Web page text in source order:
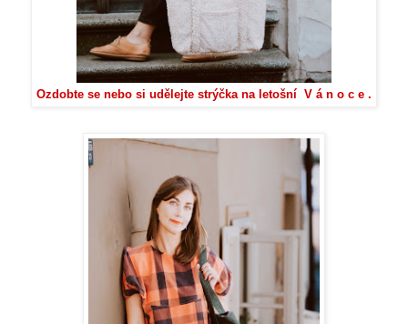
Ozdobte se nebo si udělejte strýčka na letošní V á n o c e .